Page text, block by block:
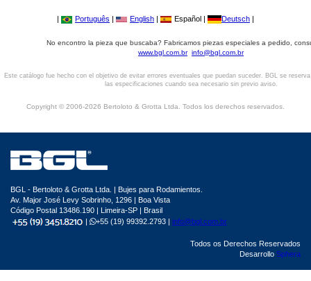
| Português | English | Español | Deutsch |
No encontro la pieza que buscaba? Fabricamos piezas especiales a pedido,
www.bgl.com.br info@bgl.com.br
Este catálogo fue hecho con el objetivo de evitar errores eventuales que puedan suceder. BGL se
las especificaciones cuando sea necesario sin previo aviso.
Copyright © 2006-2026 Bertoloto & Grotta Ltda. Todos los derechos reservados.
BGL - Bertoloto & Grotta Ltda. | Bujes para Rodamientos.
Av. Major José Levy Sobrinho, 1296 | Boa Vista
Código Postal 13486.190 | Limeira-SP | Brasil
|
+55 (19) 99392.2793 | info@bgl.com.br
Todos os Derechos Reservados
Desarrollo Sphera